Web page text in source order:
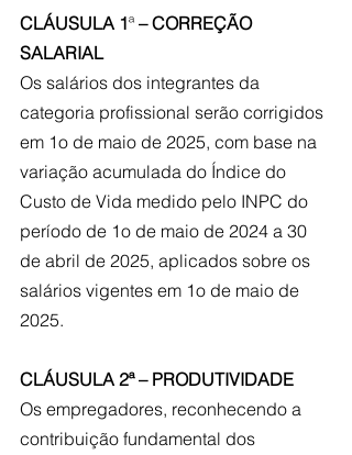
CLÁUSULA 1ª – CORREÇÃO
SALARIAL
Os salários dos integrantes da
categoria profissional serão corrigidos
em 1o de maio de 2025, com base na
variação acumulada do Índice do
Custo de Vida medido pelo INPC do
período de 1o de maio de 2024 a 30
de abril de 2025, aplicados sobre os
salários vigentes em 1o de maio de
2025.
CLÁUSULA 2ª – PRODUTIVIDADE
Os empregadores, reconhecendo a
contribuição fundamental dos